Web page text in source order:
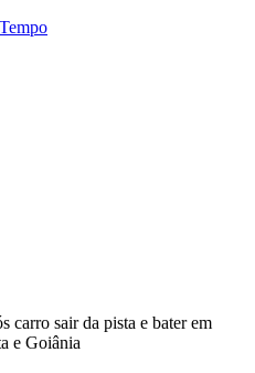
carro sair da pista e bater em
e Goiânia